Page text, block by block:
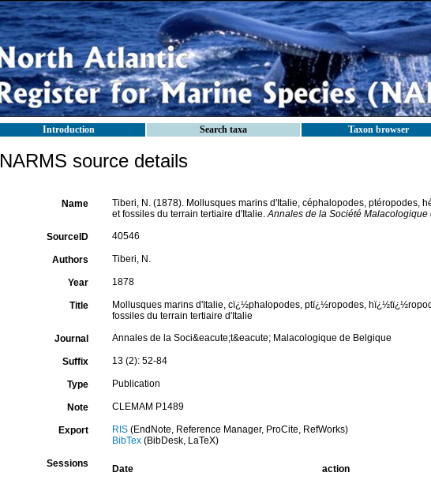
Introduction Search taxa Taxon browser
NARMS source details
Name
Tiberi, N. (1878). Mollusques marins d'Italie, céphalopodes, ptéropodes,
et fossiles du terrain tertiaire d'Italie.Annales de la Société Malacologique
SourceID 40546
Authors Tiberi, N.
Year 1878
Title
Mollusques marins d'Italie, cï¿½phalopodes, ptï¿½ropodes,
fossiles du terrain tertiaire d'Italie
Journal Annales de la Soci&eacute;t&eacute; Malacologique de Belgique
Suffix 13 (2): 52-84
Type Publication
Note CLEMAM P1489
Export RIS(EndNote, Reference Manager, ProCite, RefWorks)
BibTex(BibDesk, LaTeX)
Sessions Date action